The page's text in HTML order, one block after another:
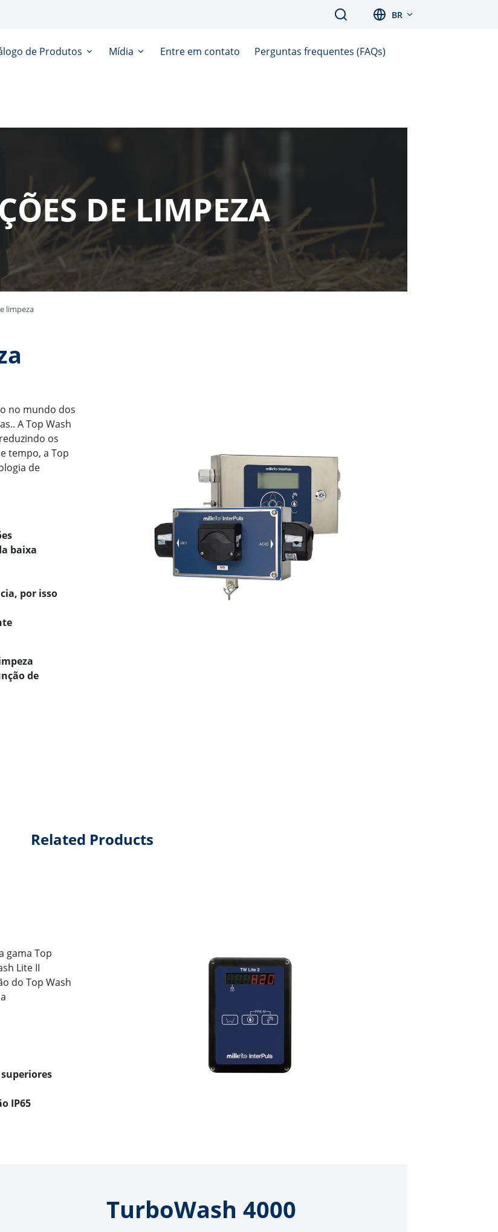
Search BR
de Produtos Mídia Entre em contato Perguntas frequentes (FAQs)
DE LIMPEZA
limpeza
no mundo dos
A Top Wash
os
tempo, a Top
de
baixa
por isso
de
Related Products
gama Top
Lite II
do Top Wash
IP65
TurboWash 4000